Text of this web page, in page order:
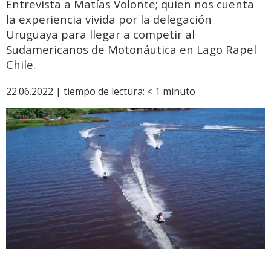
Entrevista a Matías Volonte; quien nos cuenta
la experiencia vivida por la delegación
Uruguaya para llegar a competir al
Sudamericanos de Motonáutica en Lago Rapel
Chile.
22.06.2022 | tiempo de lectura: < 1 minuto